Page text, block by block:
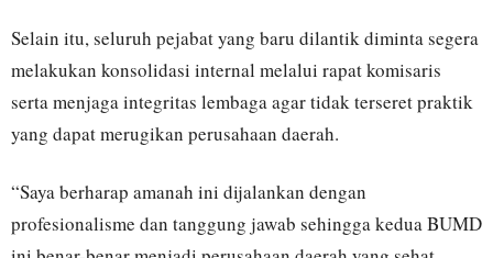
Selain itu, seluruh pejabat yang baru dilantik diminta segera
melakukan konsolidasi internal melalui rapat komisaris
serta menjaga integritas lembaga agar tidak terseret praktik
yang dapat merugikan perusahaan daerah.
“Saya berharap amanah ini dijalankan dengan
profesionalisme dan tanggung jawab sehingga kedua BUMD